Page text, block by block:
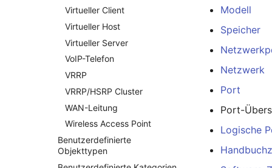
Notfallplanzuweisung
Objektbild
Organisation
PDU
Personen
Personengruppen
Personengruppen Mitglieder
RAID-Verbund
Raum
Virtueller Client
Virtueller Host
Virtueller Server
VoIP-Telefon
VRRP
VRRP/HSRP Cluster
WAN-Leitung
Wireless Access Point
Benutzerdefinierte
Objekttypen
Modell
Speicher
Netzwerk
Port
Port-
Logische